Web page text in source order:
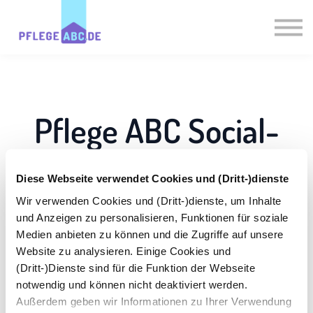
Diese Webseite verwendet Cookies und (Dritt-)dienste
Wir verwenden Cookies und (Dritt-)dienste, um Inhalte
und Anzeigen zu personalisieren, Funktionen für soziale
Medien anbieten zu können und die Zugriffe auf unsere
Website zu analysieren. Einige Cookies und
(Dritt-)Dienste sind für die Funktion der Webseite
notwendig und können nicht deaktiviert werden.
Außerdem geben wir Informationen zu Ihrer Verwendung
Registrieren
Pflege ABC Social-
Media-Netiquette
Willkommen auf den Social-Media-Kanälen
von Pflege ABC. Kommentare und
Meinungsaustausch sind uns wichtig und
ausdrücklich erwünscht. Denken Sie jedoch
bitte daran, dass Sie es hier mit echten